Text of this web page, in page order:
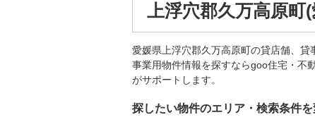
上浮穴郡久万高原町
愛媛県上浮穴郡久万高原町の貸店舗、
事業用物件情報を探すならgoo住宅・不
がサポートします。
探したい物件のエリア・検索条件